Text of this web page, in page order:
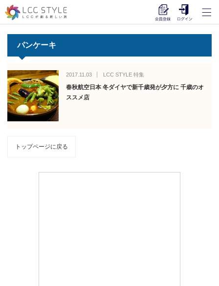
パンケーキ
2017.11.03 LCC STYLE 特集
春秋航空日本 冬ダイヤで新千歳発が夕方に 千歳のオ
ススメ店
トップページに戻る